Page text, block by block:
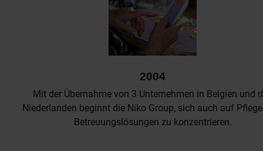
2004
Mit der Übernahme von 3 Unternehmen in Belgien und
Niederlanden beginnt die Niko Group, sich auch auf
Betreuungslösungen zu konzentrieren.